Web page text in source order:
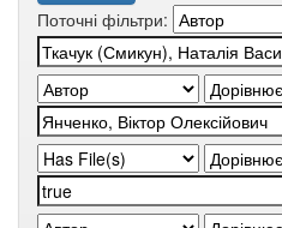
Поточні фільтри: